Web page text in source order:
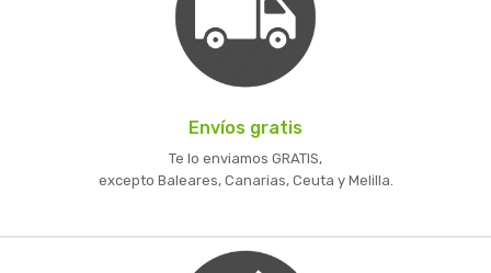
Envíos gratis
Te lo enviamos GRATIS,
excepto Baleares, Canarias, Ceuta y Melilla.